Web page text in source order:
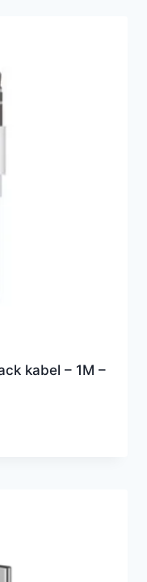
kabel – 1M –